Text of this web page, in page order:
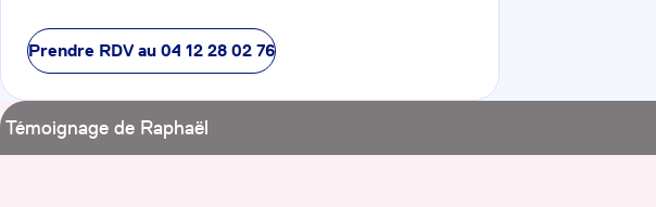
Prendre RDV au 04 12 28 02 76
Témoignage de Raphaël